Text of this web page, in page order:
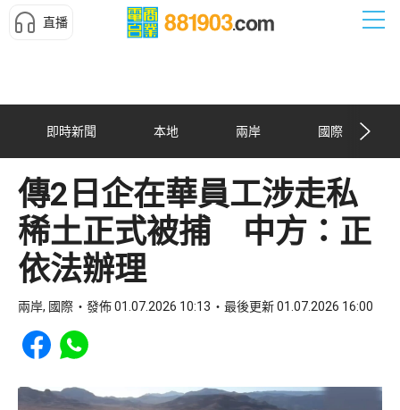
直播
即時新聞 本地 兩岸 國際
傳2日企在華員工涉走私
稀土正式被捕 中方：正
依法辦理
兩岸, 國際 發佈 01.07.2026 10:13 最後更新 01.07.2026 16:00
Share to Facebook
Share to WhatsApp